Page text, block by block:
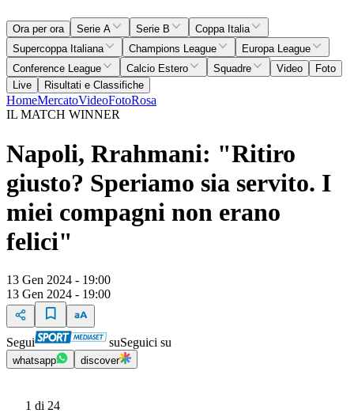
Ora per ora Serie A Serie B
Coppa Italia
Supercoppa Italiana
Champions League
Europa League
Conference League
Calcio Estero Squadre Video
Foto
Live
Risultati e Classifiche
HomeMercatoVideoFotoRosa
IL MATCH WINNER
Napoli, Rrahmani: "Ritiro
giusto? Speriamo sia servito. I
miei compagni non erano
felici"
13 Gen 2024 - 19:00
13 Gen 2024 - 19:00
Segui suSeguici su
whatsapp discover
1 di 24